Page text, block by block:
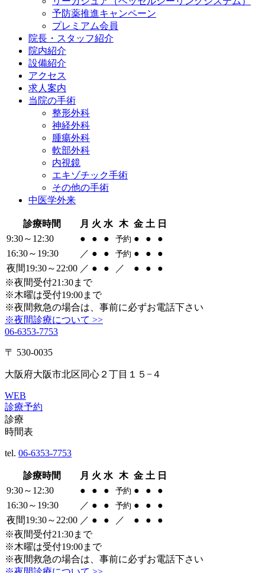
予防薬推進キャンペーン
プレミアム会員
院長・ スタッフ紹介
院内紹介
設備紹介
アクセス
求人案内
当院の手術
整形外科
神経外科
腫瘍外科
軟部外科
内視鏡
エキゾチック手術
その他の手術
中医学外来
診療時間 月 火 水 木 金 土 日
9:30～12:30
● ● ● 予約 ● ●
●
16:30～19:30
／ ● ● 予約 ● ●
●
夜間19:30～22:00 ／ ● ● ／ ● ●
●
※夜間受付21:30まで
※木曜は受付19:00まで
※夜間救急の場合は、事前に必ずお電話下さい
※夜間診療について >>
06-6353-7753
〒 530-0035
大阪府大阪市北区同心２丁目１５−４
WEB
診療予約
診療
時間表
tel. 06-6353-7753
診療時間 月 火 水 木 金 土 日
9:30～12:30
● ● ● 予約 ● ●
●
16:30～19:30
／ ● ● 予約 ● ●
●
夜間19:30～22:00 ／ ● ● ／ ● ●
●
※夜間受付21:30まで
※木曜は受付19:00まで
※夜間救急の場合は、事前に必ずお電話下さい